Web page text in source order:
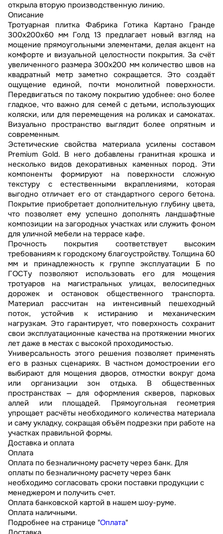
открыла вторую производственную линию.
Описание
Тротуарная плитка Фабрика Готика Картано Гранде
300х200х60 мм Голд 13 предлагает новый взгляд на
мощение прямоугольными элементами, делая акцент на
комфорте и визуальной целостности покрытия. За счёт
увеличенного размера 300х200 мм количество швов на
квадратный метр заметно сокращается. Это создаёт
ощущение единой, почти монолитной поверхности.
Передвигаться по такому покрытию удобнее: оно более
гладкое, что важно для семей с детьми, использующих
коляски, или для перемещения на роликах и самокатах.
Визуально пространство выглядит более опрятным и
современным.
Эстетические свойства материала усилены составом
Premium Gold. В него добавлены гранитная крошка и
несколько видов декоративных каменных пород. Эти
компоненты формируют на поверхности сложную
текстуру с естественными вкраплениями, которая
выгодно отличает его от стандартного серого бетона.
Покрытие приобретает дополнительную глубину цвета,
что позволяет ему успешно дополнять ландшафтные
композиции на загородных участках или служить фоном
для уличной мебели на террасе кафе.
Прочность покрытия соответствует высоким
требованиям к городскому благоустройству. Толщина 60
мм и принадлежность к группе эксплуатации Б по
ГОСТу позволяют использовать его для мощения
тротуаров на магистральных улицах, велосипедных
дорожек и остановок общественного транспорта.
Материал рассчитан на интенсивный пешеходный
поток, устойчив к истиранию и механическим
нагрузкам. Это гарантирует, что поверхность сохранит
свои эксплуатационные качества на протяжении многих
лет даже в местах с высокой проходимостью.
Универсальность этого решения позволяет применять
его в разных сценариях. В частном домостроении его
выбирают для мощения дворов, отмостки вокруг дома
или организации зон отдыха. В общественных
пространствах — для оформления скверов, парковых
аллей или площадей. Прямоугольная геометрия
упрощает расчёты необходимого количества материала
и саму укладку, сокращая объём подрезки при работе на
участках правильной формы.
Доставка и оплата
Оплата
Оплата по безналичному расчету через банк. Для
оплаты по безналичному расчету через банк
необходимо согласовать сроки поставки продукции с
менеджером и получить счет.
Оплата банковской картой в нашем шоу-руме.
Оплата наличными.
Подробнее на странице "Оплата"